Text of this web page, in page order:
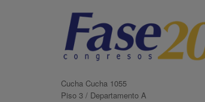
Cucha Cucha 1055
Piso 3 / Departamento A